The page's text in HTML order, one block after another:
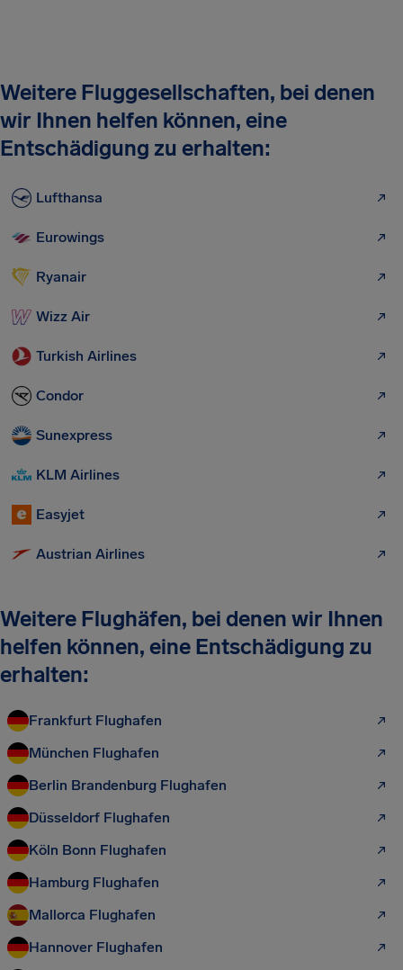
Weitere Fluggesellschaften, bei denen
wir Ihnen helfen können, eine
Entschädigung zu erhalten:
Lufthansa
Eurowings
Ryanair
Wizz Air
Turkish Airlines
Condor
Sunexpress
KLM Airlines
Easyjet
Austrian Airlines
Weitere Flughäfen, bei denen wir Ihnen
helfen können, eine Entschädigung zu
erhalten:
Frankfurt Flughafen
München Flughafen
Berlin Brandenburg Flughafen
Düsseldorf Flughafen
Köln Bonn Flughafen
Hamburg Flughafen
Mallorca Flughafen
Hannover Flughafen